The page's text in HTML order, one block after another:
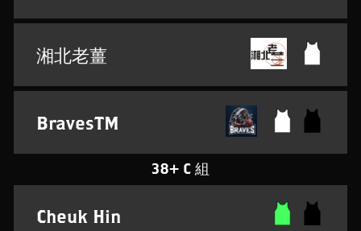
湘北老薑
BravesTM
38+ C 組
Cheuk Hin